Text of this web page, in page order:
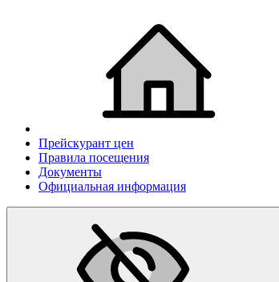
Прейскурант цен
Правила посещения
Документы
Официальная информация